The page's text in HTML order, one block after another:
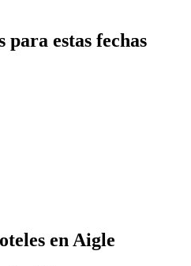
para estas fechas
en Aigle